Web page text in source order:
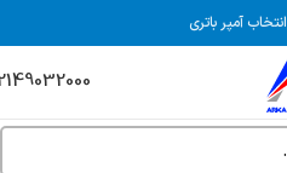
انتخاب آمپر باتری